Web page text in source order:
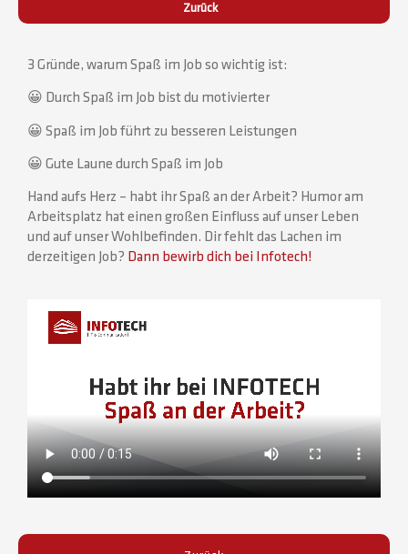
Zurück
3 Gründe, warum Spaß im Job so wichtig ist:
😀 Durch Spaß im Job bist du motivierter
😀 Spaß im Job führt zu besseren Leistungen
😀 Gute Laune durch Spaß im Job
Hand aufs Herz – habt ihr Spaß an der Arbeit? Humor am
Arbeitsplatz hat einen großen Einfluss auf unser Leben
und auf unser Wohlbefinden. Dir fehlt das Lachen im
derzeitigen Job? Dann bewirb dich bei Infotech!